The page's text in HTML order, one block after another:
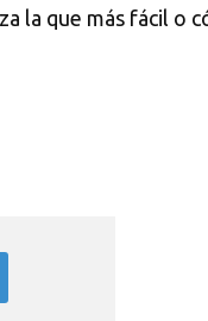
la que más fácil o